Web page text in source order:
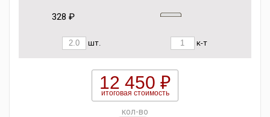
328 ₽
шт. к-т
12 450 ₽
итоговая стоимость
кол-во